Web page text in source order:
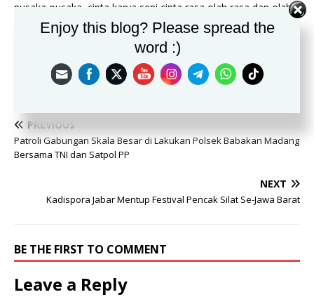
pusaka-pusaka, cipta karya seni cipta rasa olah rasa dan olah
karsa sehingga menjadi barang-barang yang berkualitas dan
istimewa. Itu disampaikan oleh Danrem saat memberikan
PREVIOUS
Patroli Gabungan Skala Besar di Lakukan Polsek Babakan Madang
Bersama TNI dan Satpol PP
NEXT
Kadispora Jabar Mentup Festival Pencak Silat Se-Jawa Barat
BE THE FIRST TO COMMENT
Leave a Reply
Enjoy this blog? Please spread the
word :)